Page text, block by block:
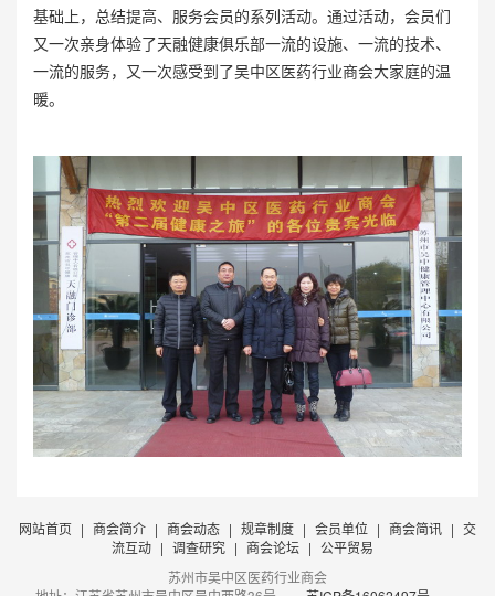
基础上，总结提高、服务会员的系列活动。通过活动，会员们
又一次亲身体验了天融健康俱乐部一流的设施、一流的技术、
一流的服务，又一次感受到了吴中区医药行业商会大家庭的温
暖。
网站首页 | 商会简介 | 商会动态 | 规章制度 | 会员单位 | 商会简讯 | 交
流互动 | 调查研究 | 商会论坛 | 公平贸易
苏州市吴中区医药行业商会